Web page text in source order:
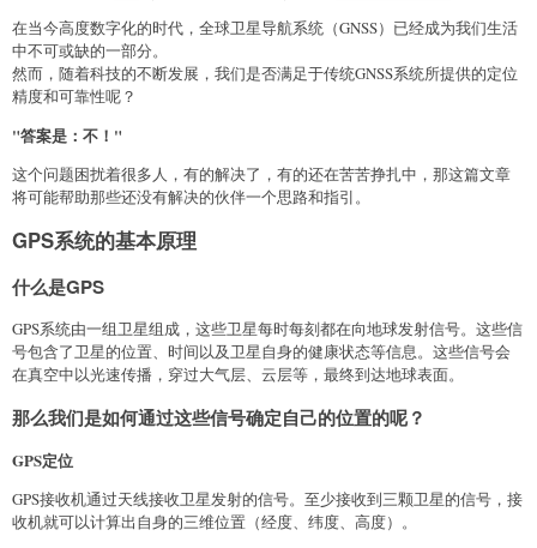
在当今高度数字化的时代，全球卫星导航系统（GNSS）已经成为我们生活
中不可或缺的一部分。
然而，随着科技的不断发展，我们是否满足于传统GNSS系统所提供的定位
精度和可靠性呢？
"答案是：不！"
这个问题困扰着很多人，有的解决了，有的还在苦苦挣扎中，那这篇文章
将可能帮助那些还没有解决的伙伴一个思路和指引。
GPS系统的基本原理
什么是GPS
GPS系统由一组卫星组成，这些卫星每时每刻都在向地球发射信号。这些信
号包含了卫星的位置、时间以及卫星自身的健康状态等信息。这些信号会
在真空中以光速传播，穿过大气层、云层等，最终到达地球表面。
那么我们是如何通过这些信号确定自己的位置的呢？
GPS定位
GPS接收机通过天线接收卫星发射的信号。至少接收到三颗卫星的信号，接
收机就可以计算出自身的三维位置（经度、纬度、高度）。